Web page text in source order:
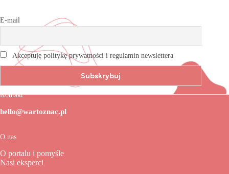
E-mail
Akceptuję politykę prywatności i regulamin newslettera
Kontakt
hello@wartoznac.pl
O nas
O portalu i pomyśle
Nasi eksperci